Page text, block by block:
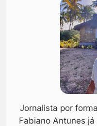
Jornalista por
Fabiano Antunes